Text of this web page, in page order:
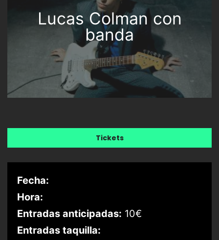
Lucas Colman con
banda
Tickets
Fecha:
Hora:
Entradas anticipadas: 10€
Entradas taquilla: